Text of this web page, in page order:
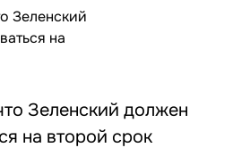
Зеленский должен
на второй срок